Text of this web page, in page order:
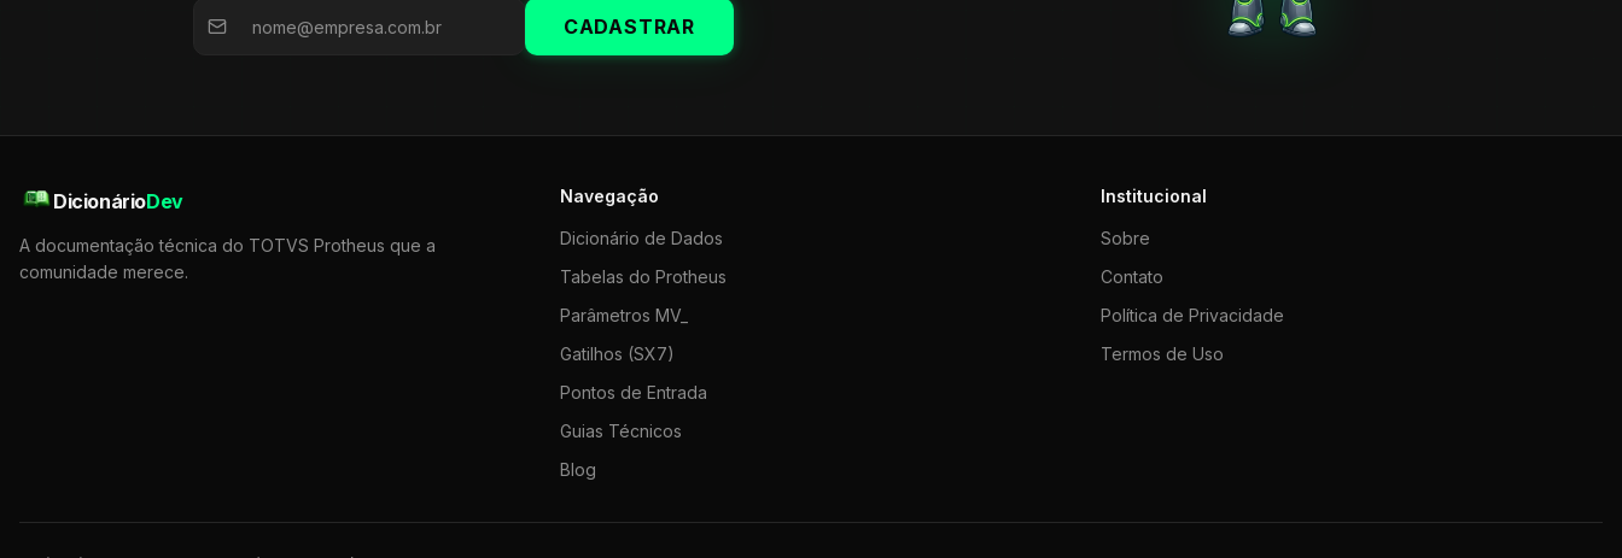
CADASTRAR
DicionárioDev
A documentação técnica do TOTVS Protheus que a
comunidade merece.
Navegação
Dicionário de Dados
Tabelas do Protheus
Parâmetros MV_
Gatilhos (SX7)
Pontos de Entrada
Guias Técnicos
Blog
Institucional
Sobre
Contato
Política de Privacidade
Termos de Uso